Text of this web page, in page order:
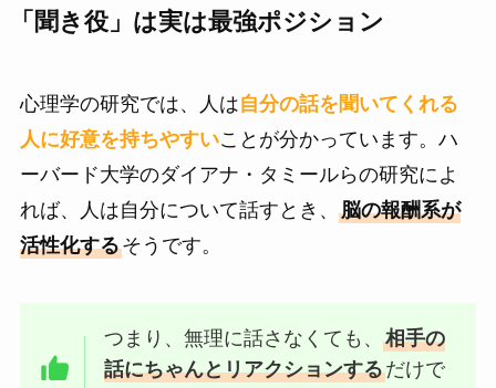
「聞き役」は実は最強ポジション
心理学の研究では、人は自分の話を聞いてくれる
人に好意を持ちやすいことが分かっています。ハ
ーバード大学のダイアナ・タミールらの研究によ
れば、人は自分について話すとき、 脳の報酬系が
活性化するそうです。
つまり、無理に話さなくても、相手の
話にちゃんとリアクションするだけで